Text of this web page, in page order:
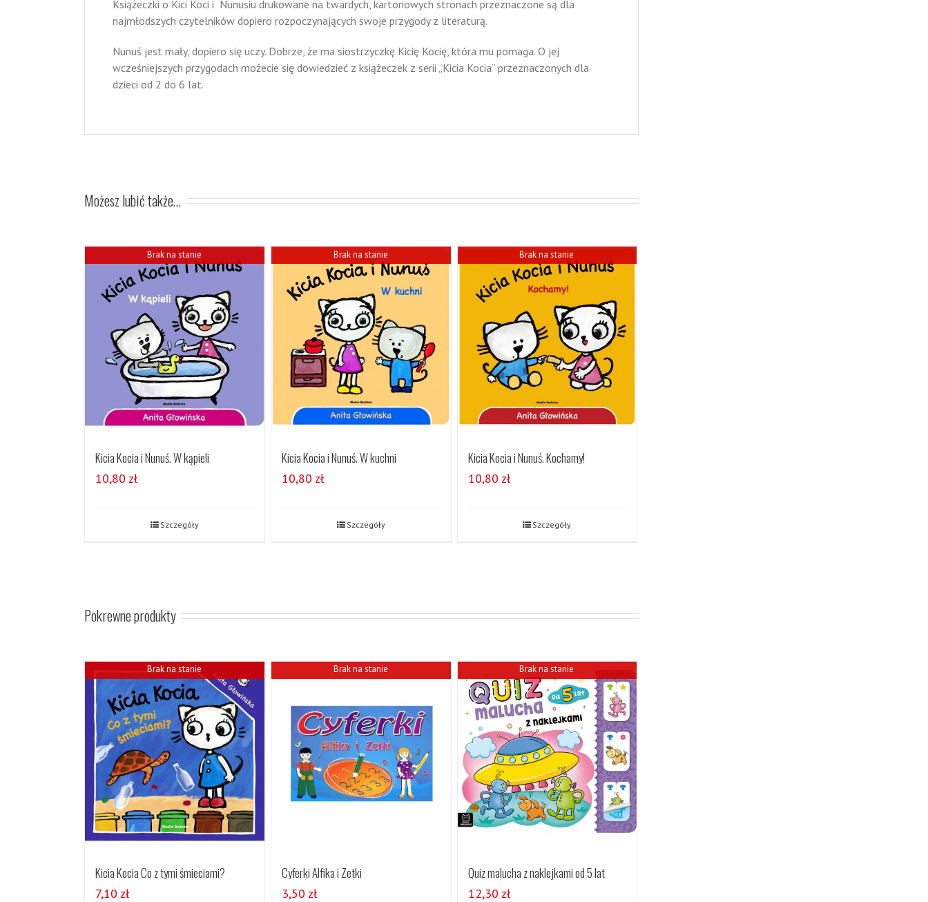
Książeczki o Kici Koci i Nunusiu drukowane na twardych, kartonowych stronach przeznaczone są dla
najmłodszych czytelników dopiero rozpoczynających swoje przygody z literaturą.
Nunuś jest mały, dopiero się uczy. Dobrze, że ma siostrzyczkę Kicię Kocię, która mu pomaga. O jej
wcześniejszych przygodach możecie się dowiedzieć z książeczek z serii „Kicia Kocia” przeznaczonych dla
dzieci od 2 do 6 lat.
Możesz lubić także…
Brak na stanie
Kicia Kocia i Nunuś. W kąpieli
10,80 zł
Szczegóły
Brak na stanie
Kicia Kocia i Nunuś. W kuchni
10,80 zł
Szczegóły
Brak na stanie
Kicia Kocia i Nunuś. Kochamy!
10,80 zł
Szczegóły
Pokrewne produkty
Brak na stanie
Kicia Kocia Co z tymi śmieciami?
7,10 zł
Brak na stanie
Cyferki Alfika i Zetki
3,50 zł
Brak na stanie
Quiz malucha z naklejkami od 5 lat
12,30 zł